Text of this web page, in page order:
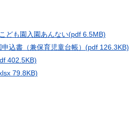
ども園入園あんない(pdf 6.5MB)
込書（兼保育児童台帳） (pdf 126.3KB)
402.5KB)
79.8KB)